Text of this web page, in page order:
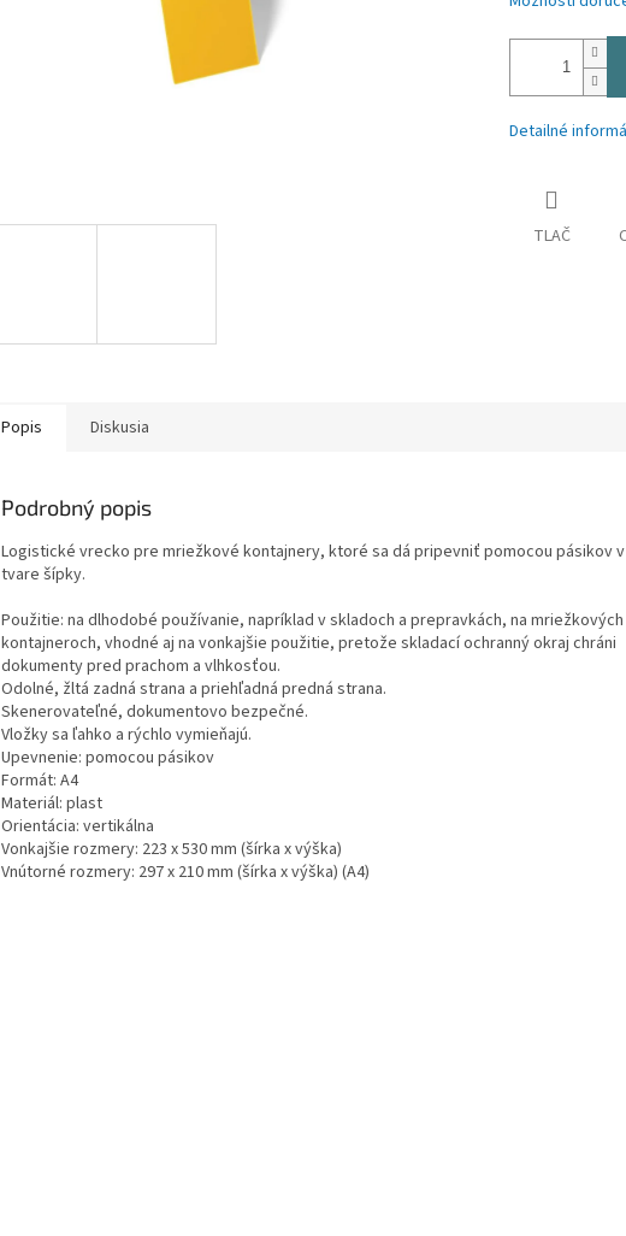
Detailné
TLAČ
Popis Diskusia
Podrobný popis
Logistické vrecko pre mriežkové kontajnery, ktoré sa dá pripevniť pomocou pásikov v
tvare šípky.
Použitie: na dlhodobé používanie, napríklad v skladoch a prepravkách, na mriežkových
kontajneroch, vhodné aj na vonkajšie použitie, pretože skladací ochranný okraj chráni
dokumenty pred prachom a vlhkosťou.
Odolné, žltá zadná strana a priehľadná predná strana.
Skenerovateľné, dokumentovo bezpečné.
Vložky sa ľahko a rýchlo vymieňajú.
Upevnenie: pomocou pásikov
Formát: A4
Materiál: plast
Orientácia: vertikálna
Vonkajšie rozmery: 223 x 530 mm (šírka x výška)
Vnútorné rozmery: 297 x 210 mm (šírka x výška) (A4)